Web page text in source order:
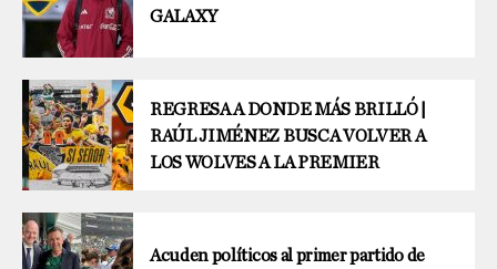
GALAXY
REGRESA A DONDE MÁS BRILLÓ |
RAÚL JIMÉNEZ BUSCA VOLVER A
LOS WOLVES A LA PREMIER
Acuden políticos al primer partido de